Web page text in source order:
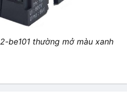
be101 thường mở màu xanh